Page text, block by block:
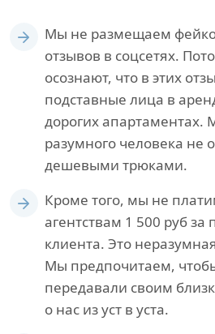
Мы не размещаем
отзывов в соцсетях.
осознают, что в этих
подставные лица в
дорогих апартаментах.
разумного человека не
дешевыми трюками.
Кроме того, мы не
агентствам 1 500 руб за
клиента. Это
Мы предпочитаем,
передавали своим
о нас из уст в уста.